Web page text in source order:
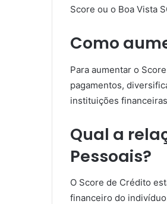
Score ou o Boa Vista
Como
Para aumentar o
pagamentos,
instituições
Qual a
Pessoais?
O Score de Crédito
financeiro do